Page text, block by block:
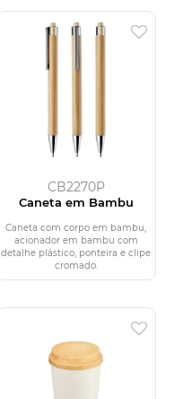
CB2270P
Caneta em Bambu
Caneta com corpo em bambu,
acionador em bambu com
detalhe plástico, ponteira e clipe
cromado.